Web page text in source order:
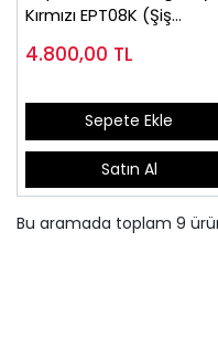
Kırmızı EPT08K (Şiş
4.800,00 TL
Sepete Ekle
Satın Al
Bu aramada toplam 9